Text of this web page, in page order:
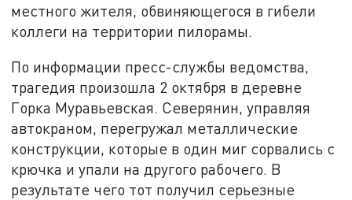
местного жителя, обвиняющегося в гибели
коллеги на территории пилорамы.
По информации пресс-службы ведомства,
трагедия произошла 2 октября в деревне
Горка Муравьевская. Северянин, управляя
автокраном, перегружал металлические
конструкции, которые в один миг сорвались с
крючка и упали на другого рабочего. В
результате чего тот получил серьезные